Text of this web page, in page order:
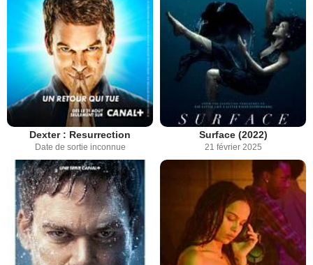
Dexter : Resurrection
Date de sortie inconnue
Surface (2022)
21 février 2025